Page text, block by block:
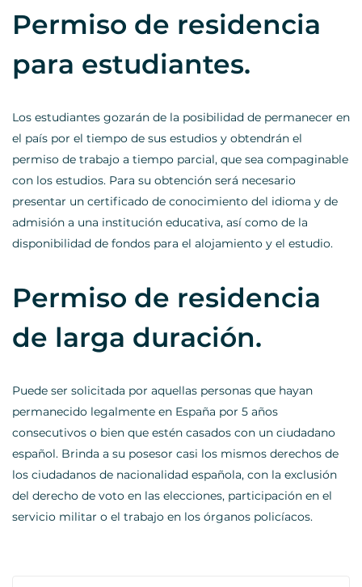
Permiso de residencia
para estudiantes.
Los estudiantes gozarán de la posibilidad de permanecer en
el país por el tiempo de sus estudios y obtendrán el
permiso de trabajo a tiempo parcial, que sea compaginable
con los estudios. Para su obtención será necesario
presentar un certificado de conocimiento del idioma y de
admisión a una institución educativa, así como de la
disponibilidad de fondos para el alojamiento y el estudio.
Permiso de residencia
de larga duración.
Puede ser solicitada por aquellas personas que hayan
permanecido legalmente en España por 5 años
consecutivos o bien que estén casados con un ciudadano
español. Brinda a su posesor casi los mismos derechos de
los ciudadanos de nacionalidad española, con la exclusión
del derecho de voto en las elecciones, participación en el
servicio militar o el trabajo en los órganos policíacos.